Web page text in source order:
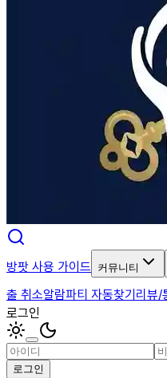
방팟 사용 가이드 커뮤니티
출 취소알람파티 자동찾기리뷰/
로그인
로그인